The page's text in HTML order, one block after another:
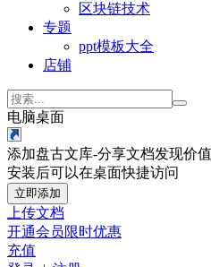
区块链技术
专题
ppt模板大全
店铺
电脑桌面
添加盘古文库-分享文档发现价
安装后可以在桌面快捷访问
立即添加
上传文档
开通会员限时优惠
充值